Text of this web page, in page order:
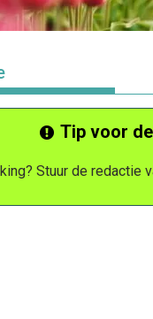
Tip voor
Stuur de redactie